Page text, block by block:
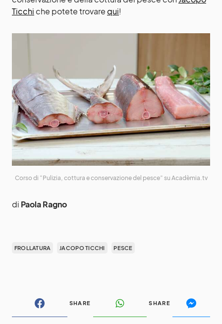
Ticchi che potete trovarequi!
Corso di “Pulizia, cottura e conservazione del pesce” su Acadèmia.tv
di Paola Ragno
FROLLATURA JACOPO TICCHI PESCE
SHARE SHARE